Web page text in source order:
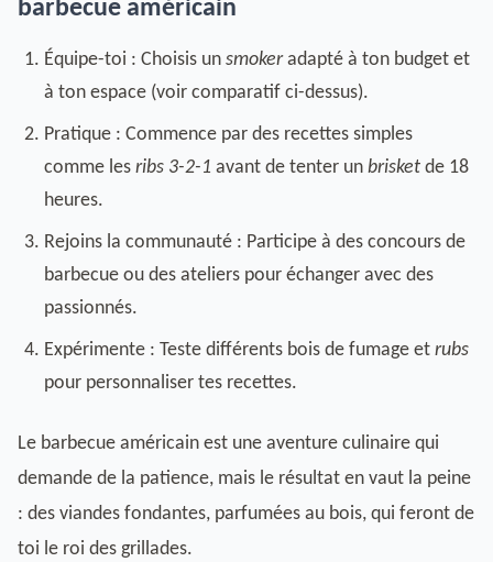
barbecue américain
Équipe-toi : Choisis un smokeradapté à ton budget et
à ton espace (voir comparatif ci-dessus).
Pratique : Commence par des recettes simples
comme les ribs 3-2-1 avant de tenter un brisket de 18
heures.
Rejoins la communauté : Participe à des concours de
barbecue ou des ateliers pour échanger avec des
passionnés.
Expérimente : Teste différents bois de fumage et rubs
pour personnaliser tes recettes.
Le barbecue américain est une aventure culinaire qui
demande de la patience, mais le résultat en vaut la peine
: des viandes fondantes, parfumées au bois, qui feront de
toi le roi des grillades.